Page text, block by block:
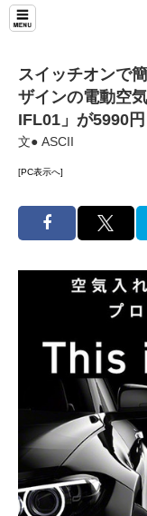
スイッチオンで
ザインの電動空
IFL01」が5990円
文● ASCII
[PC表示へ]